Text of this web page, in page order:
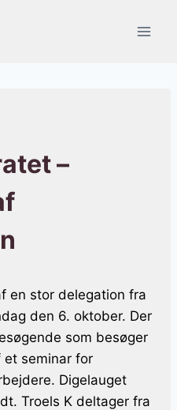
–
en stor delegation fra
den 6. oktober. Der
som besøger
et seminar for
Digelauget
Troels K deltager fra